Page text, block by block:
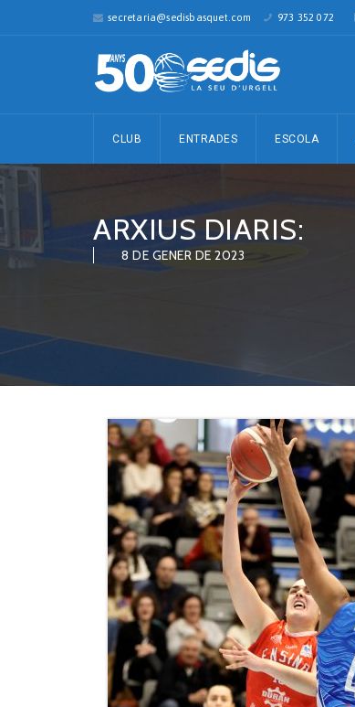
secretaria@sedisbasquet.com 973 352 072
CLUB ENTRADES ESCOLA
ARXIUS DIARIS:
8 DE GENER DE 2023